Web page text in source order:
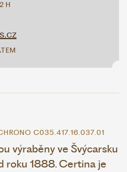
H
C035.417.16.037.01
výraběny ve Švýcarsku
roku 1888. Certina je